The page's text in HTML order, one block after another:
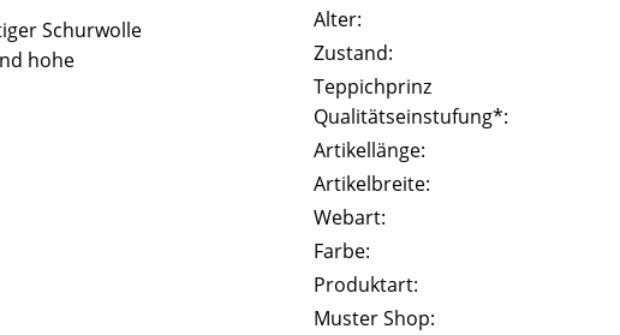
Schurwolle
hohe
Alter:
Zustand:
Teppichprinz
Qualitätseinstufung*:
Artikellänge:
Artikelbreite:
Webart:
Farbe:
Produktart:
Muster Shop: